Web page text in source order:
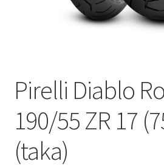
Pirelli Diablo
190/55 ZR 17
(taka)